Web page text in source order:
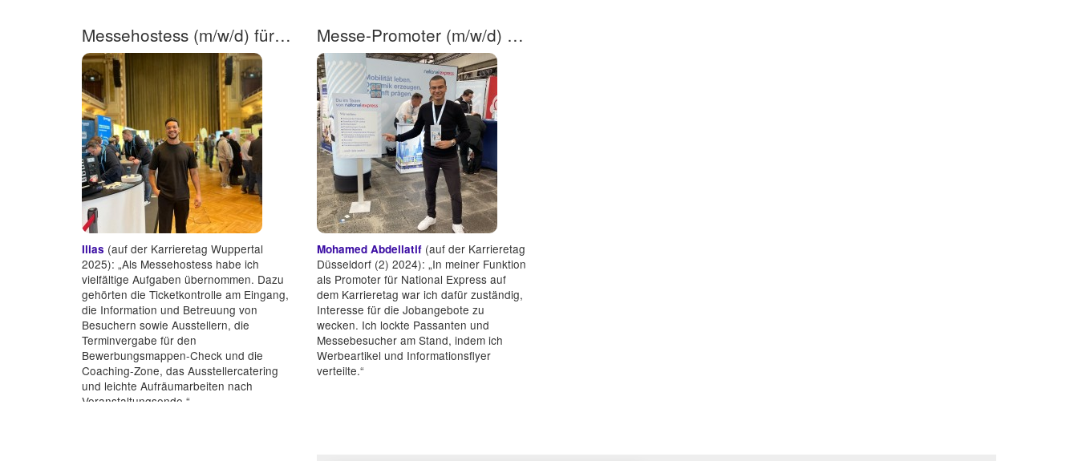
Messehostess (m/w/d) für unseren Wuppertaler Karrieretag!
Ilias (auf der Karrieretag Wuppertal
2025): „Als Messehostess habe ich
vielfältige Aufgaben übernommen. Dazu
gehörten die Ticketkontrolle am Eingang,
die Information und Betreuung von
Besuchern sowie Ausstellern, die
Terminvergabe für den
Bewerbungsmappen-Check und die
Coaching-Zone, das Ausstellercatering
und leichte Aufräumarbeiten nach
Veranstaltungsende.“
Messe-Promoter (m/w/d) / Promomaterial verteilen
Mohamed Abdellatif(auf der Karrieretag
Düsseldorf (2) 2024): „In meiner Funktion
als Promoter für National Express auf
dem Karrieretag war ich dafür zuständig,
Interesse für die Jobangebote zu
wecken. Ich lockte Passanten und
Messebesucher am Stand, indem ich
Werbeartikel und Informationsflyer
verteilte.“